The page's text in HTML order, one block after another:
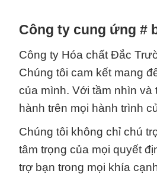
Công ty cung ứng #
Công ty Hóa chất Đắc
Chúng tôi cam kết mang
của mình. Với tầm nhìn
hành trên mọi hành trình
Chúng tôi không chỉ chú
tâm trọng của mọi quyết
trợ bạn trong mọi khía